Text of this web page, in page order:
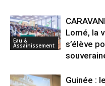
Eau &
Assainissement
Lomé, la
s’élève
Guinée :